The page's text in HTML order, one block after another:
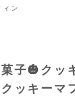
ィン
子🎃クッ
ッキーマ